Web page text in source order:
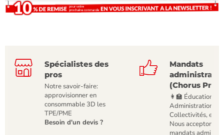
Spécialistes des
pros
Notre savoir-faire:
approvisionner en
consommable 3D les
TPE/PME
Besoin d'un devis ?
Mandats
(Chorus Pro)
👩‍🏫 Éducation,
Administrations,
Collectivités, etc
Nous acceptons
mandats